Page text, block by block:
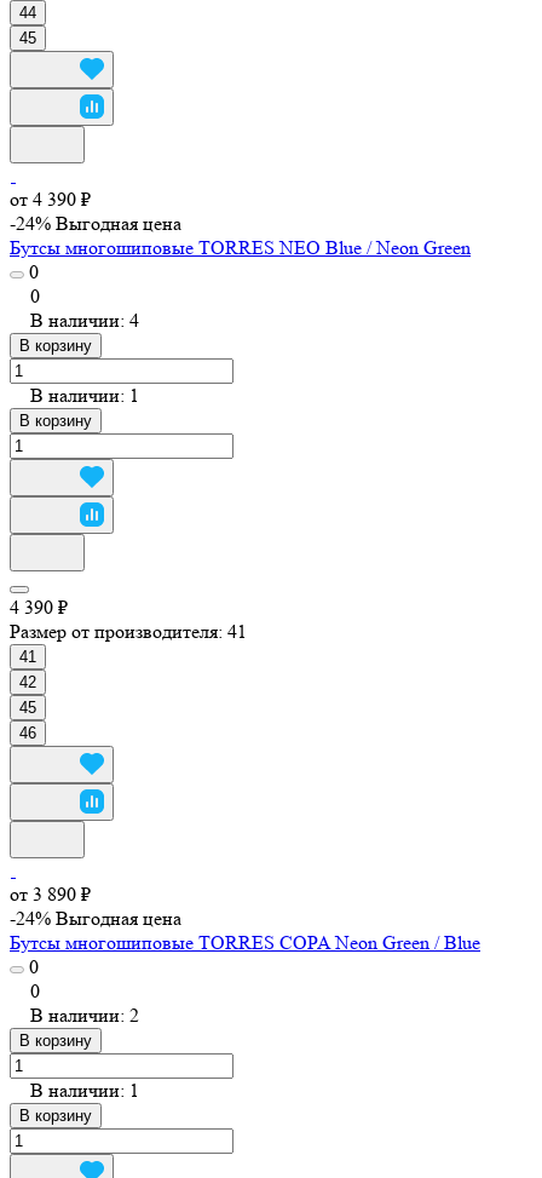
44
45
от 4 390 ₽
-24% Выгодная цена
Бутсы многошиповые TORRES NEO Blue / Neon Green
0
0
В наличии: 4
В корзину
В наличии: 1
В корзину
4 390 ₽
Размер от производителя: 41
41
42
45
46
от 3 890 ₽
-24% Выгодная цена
Бутсы многошиповые TORRES COPA Neon Green / Blue
0
0
В наличии: 2
В корзину
В наличии: 1
В корзину